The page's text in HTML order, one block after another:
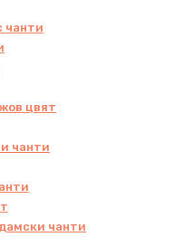
чанти
цвят
чанти
чанти